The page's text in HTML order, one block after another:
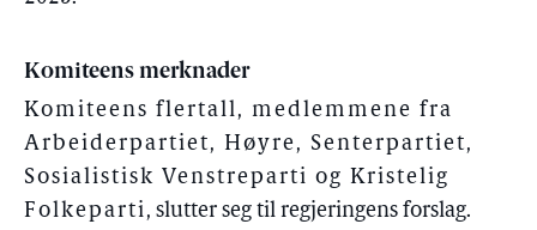
Komiteens merknader
Komiteens flertall, medlemmene fra
Arbeiderpartiet, Høyre, Senterpartiet,
Sosialistisk Venstreparti og Kristelig
Folkeparti, slutter seg til regjeringens forslag.